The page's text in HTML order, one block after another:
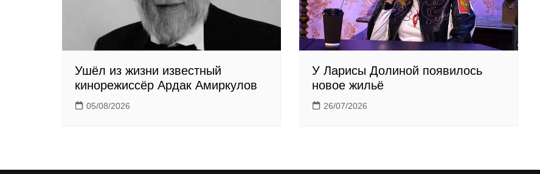
Ушёл из жизни известный
кинорежиссёр Ардак Амиркулов
05/08/2026
У Ларисы Долиной появилось
новое жильё
26/07/2026